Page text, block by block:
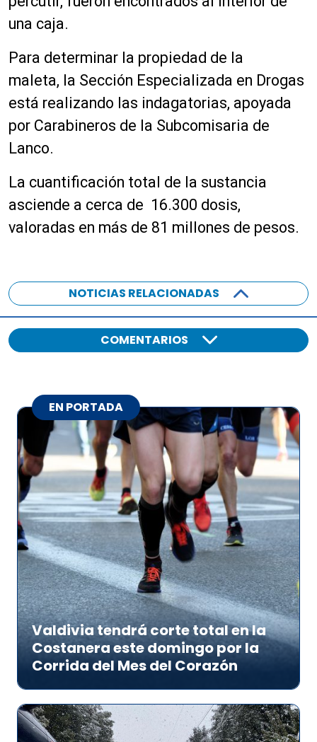
una caja.
Para determinar la propiedad de la
maleta, la Sección Especializada en Drogas
está realizando las indagatorias, apoyada
por Carabineros de la Subcomisaria de
Lanco.
La cuantificación total de la sustancia
asciende a cerca de 16.300 dosis,
valoradas en más de 81 millones de pesos.
NOTICIAS RELACIONADAS
COMENTARIOS
EN PORTADA
Valdivia tendrá corte total en la
Costanera este domingo por la
Corrida del Mes del Corazón